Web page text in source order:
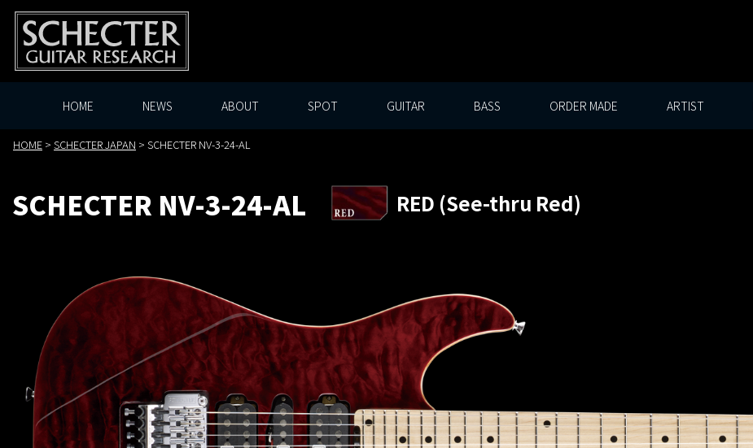
HOME NEWS ABOUT SPOT GUITAR BASS ORDER MADE ARTIST
HOME > SCHECTER JAPAN > SCHECTER NV-3-24-AL
SCHECTER NV-3-24-AL RED (See-thru Red)